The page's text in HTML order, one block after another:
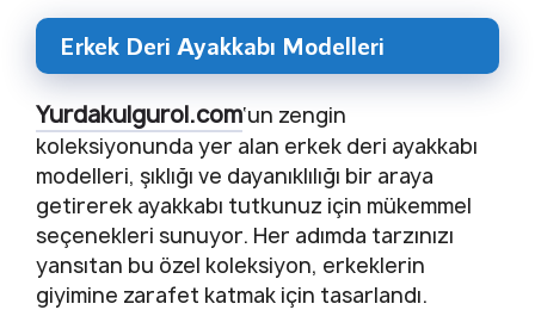
Erkek Deri Ayakkabı Modelleri
Yurdakulgurol.com‘un zengin
koleksiyonunda yer alan erkek deri ayakkabı
modelleri, şıklığı ve dayanıklılığı bir araya
getirerek ayakkabı tutkunuz için mükemmel
seçenekleri sunuyor. Her adımda tarzınızı
yansıtan bu özel koleksiyon, erkeklerin
giyimine zarafet katmak için tasarlandı.